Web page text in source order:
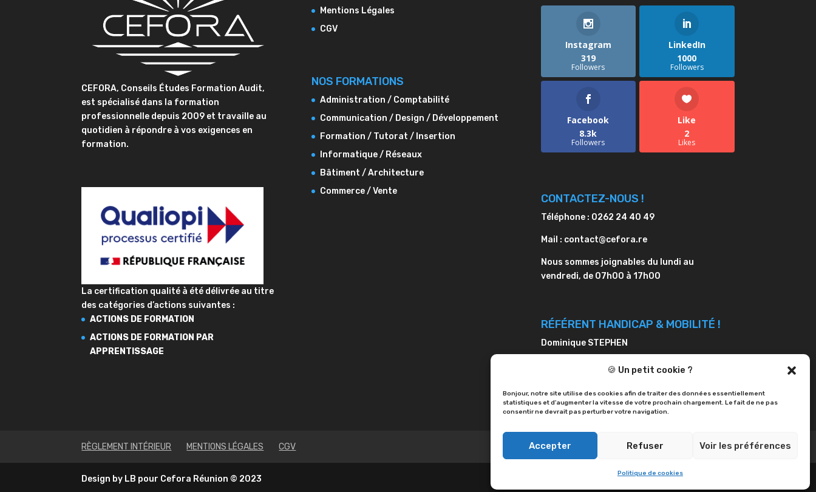
🍪 Un petit cookie ?
Bonjour, notre site utilise des cookies afin de traiter des données essentiellement
statistiques et d'augmenter la vitesse de votre prochain chargement. Le fait de ne pas
consentir ne devrait pas perturber votre navigation.
Accepter Refuser Voir les préférences
Politique de cookies
CEFORA, Conseils Études Formation Audit,
est spécialisé dans la formation
professionnelle depuis 2009 et travaille au
quotidien à répondre à vos exigences en
formation.
La certification qualité à été délivrée au titre
des catégories d’actions suivantes :
ACTIONS DE FORMATION
ACTIONS DE FORMATION PAR
APPRENTISSAGE
Mentions Légales
CGV
NOS FORMATIONS
Administration / Comptabilité
Communication / Design / Développement
Formation / Tutorat / Insertion
Informatique / Réseaux
Bâtiment / Architecture
Commerce / Vente
Instagram
319
Followers
LinkedIn
1000
Followers
Facebook
8.3k
Followers
Like
2
Likes
CONTACTEZ-NOUS !
Téléphone : 0262 24 40 49
Mail : contact@cefora.re
Nous sommes joignables du lundi au
vendredi, de 07h00 à 17h00
RÉFÉRENT HANDICAP & MOBILITÉ !
Dominique STEPHEN
Téléphone : 0262 24 40 49
RÈGLEMENT INTÉRIEUR MENTIONS LÉGALES CGV
Design by LB pour Cefora Réunion © 2023